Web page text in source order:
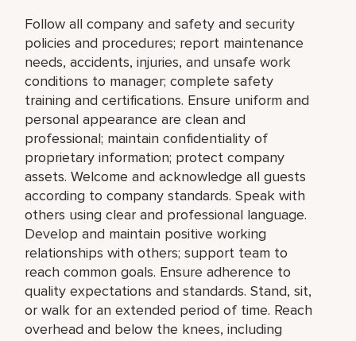
Follow all company and safety and security
policies and procedures; report maintenance
needs, accidents, injuries, and unsafe work
conditions to manager; complete safety
training and certifications. Ensure uniform and
personal appearance are clean and
professional; maintain confidentiality of
proprietary information; protect company
assets. Welcome and acknowledge all guests
according to company standards. Speak with
others using clear and professional language.
Develop and maintain positive working
relationships with others; support team to
reach common goals. Ensure adherence to
quality expectations and standards. Stand, sit,
or walk for an extended period of time. Reach
overhead and below the knees, including